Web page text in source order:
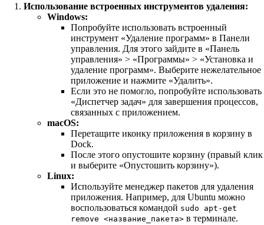
Использование встроенных инструментов удаления:
Windows:
Попробуйте использовать встроенный
инструмент «Удаление программ» в Панели
управления. Для этого зайдите в «Панель
управления» > «Программы» > «Установка и
удаление программ». Выберите нежелательное
приложение и нажмите «Удалить».
Если это не помогло, попробуйте использовать
«Диспетчер задач» для завершения процессов,
связанных с приложением.
macOS:
Перетащите иконку приложения в корзину в
Dock.
После этого опустошите корзину (правый клик
и выберите «Опустошить корзину»).
Linux:
Используйте менеджер пакетов для удаления
приложения. Например, для Ubuntu можно
воспользоваться командой sudo apt-get
remove <название_пакета> в терминале.